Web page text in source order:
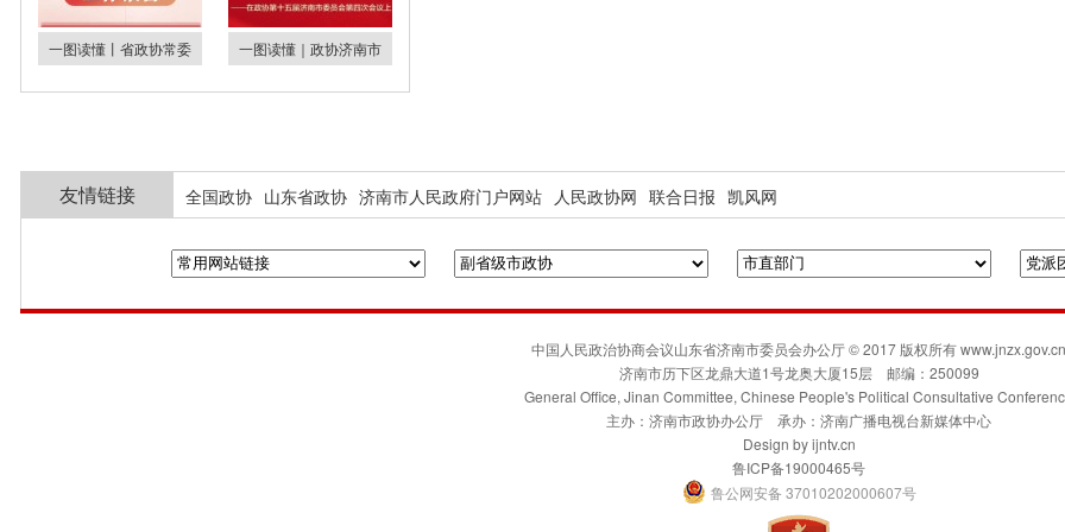
一图读懂丨省政协常委 一图读懂｜政协济南市
友情链接 全国政协 山东省政协 济南市人民政府门户网站 人民政协网 联合日报 凯风网
中国人民政治协商会议山东省济南市委员会办公厅 © 2017 版权所有 www.jnzx.gov.cn
济南市历下区龙鼎大道1号龙奥大厦15层 邮编：250099
General Office, Jinan Committee, Chinese People's Political Consultative
主办：济南市政协办公厅 承办：济南广播电视台新媒体中心
Design byijntv.cn
鲁ICP备19000465号
鲁公网安备 37010202000607号